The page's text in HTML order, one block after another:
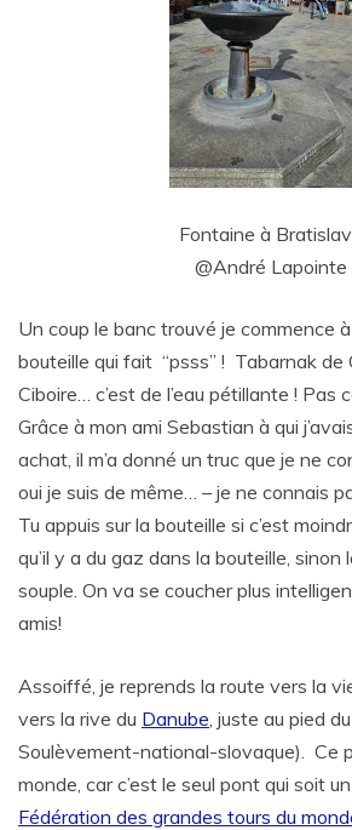
Fontaine à
@André Lapointe
Un coup le banc trouvé je commence
bouteille qui fait “psss” ! Tabarnak de
Ciboire… c’est de l’eau pétillante ! Pas
Grâce à mon ami Sebastian à qui
achat, il m’a donné un truc que je ne
oui je suis de même… – je ne connais
Tu appuis sur la bouteille si c’est
qu’il y a du gaz dans la bouteille, sinon
souple. On va se coucher plus
amis!
Assoiffé, je reprends la route vers la
vers la rive du Danube, juste au pied du
Soulèvement-national-slovaque). Ce
monde, car c’est le seul pont qui soit
Fédération des grandes tours du